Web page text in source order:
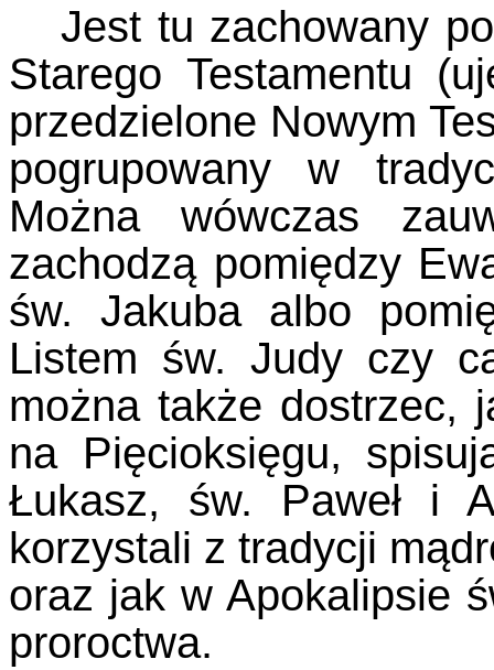
Jest tu zachowany
Starego Testamentu
przedzielone Nowym
pogrupowany w
Można wówczas
zachodzą pomiędzy
św. Jakuba albo
Listem św. Judy czy
można także dostrzec,
na Pięcioksięgu,
Łukasz, św. Paweł i
korzystali z tradycji
oraz jak w Apokalipsie
proroctwa.